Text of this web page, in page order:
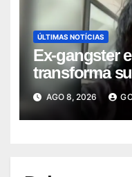
ÚLTIMAS NOTÍCIAS
Ex-gangster
transforma
na p…
AGO 8, 2026